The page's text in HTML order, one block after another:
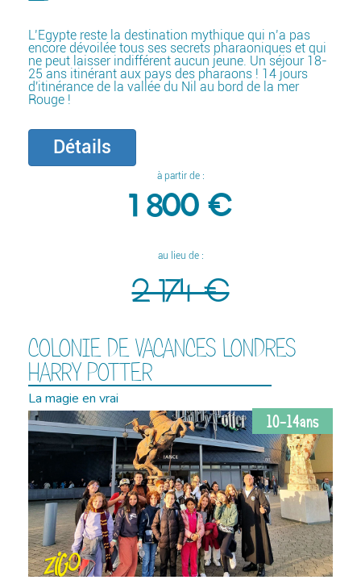
L’Egypte reste la destination mythique qui n’a pas
encore dévoilée tous ses secrets pharaoniques et qui
ne peut laisser indifférent aucun jeune. Un séjour 18-
25 ans itinérant aux pays des pharaons ! 14 jours
d'itinérance de la vallée du Nil au bord de la mer
Rouge !
Détails
à partir de :
1 800 €
au lieu de :
2 174 €
COLONIE DE VACANCES LONDRES
HARRY POTTER
La magie en vrai
10-14ans